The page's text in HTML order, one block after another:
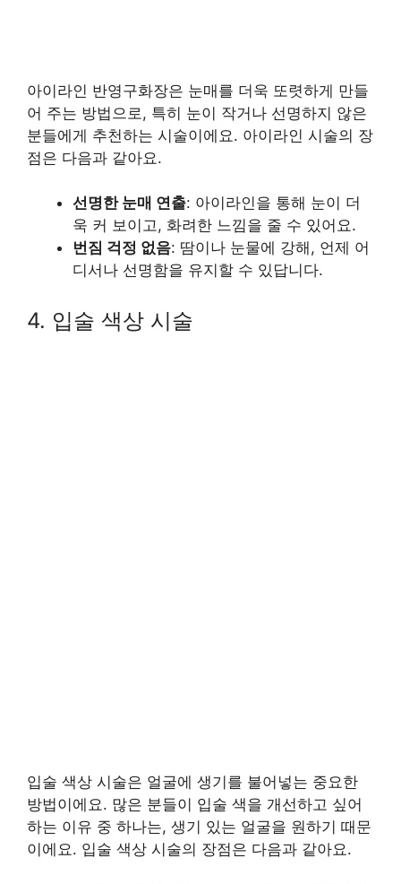
아이라인 반영구화장은 눈매를 더욱 또렷하게 만들
어 주는 방법으로, 특히 눈이 작거나 선명하지 않은
분들에게 추천하는 시술이에요. 아이라인 시술의 장
점은 다음과 같아요.
선명한 눈매 연출: 아이라인을 통해 눈이 더
욱 커 보이고, 화려한 느낌을 줄 수 있어요.
번짐 걱정 없음: 땀이나 눈물에 강해, 언제 어
디서나 선명함을 유지할 수 있답니다.
4. 입술 색상 시술
입술 색상 시술은 얼굴에 생기를 불어넣는 중요한
방법이에요. 많은 분들이 입술 색을 개선하고 싶어
하는 이유 중 하나는, 생기 있는 얼굴을 원하기 때문
이에요. 입술 색상 시술의 장점은 다음과 같아요.